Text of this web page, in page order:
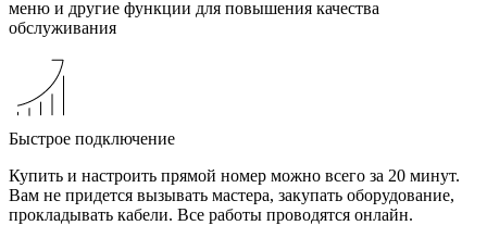
меню и другие функции для повышения качества
обслуживания
Быстрое подключение
Купить и настроить прямой номер можно всего за 20 минут.
Вам не придется вызывать мастера, закупать оборудование,
прокладывать кабели. Все работы проводятся онлайн.